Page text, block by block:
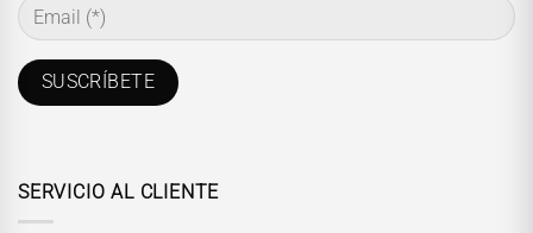
SERVICIO AL CLIENTE